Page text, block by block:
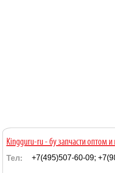
Kingguru-ru - бу запчасти оптом и
Тел: +7(495)507-60-09;